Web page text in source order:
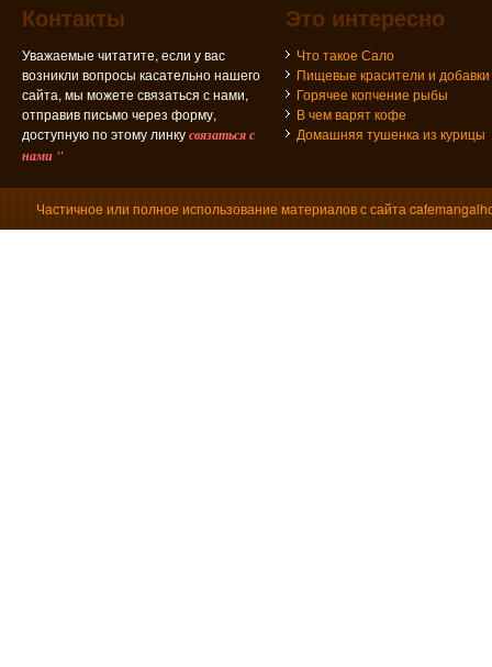
Контакты
Уважаемые читатите, если у вас
возникли вопросы касательно нашего
сайта, мы можете связаться с нами,
отправив письмо через форму,
доступную по этому линкусвязаться с
нами "
Это интересно
Что такое Сало
Пищевые красители и добавки
Горячее копчение рыбы
В чем варят кофе
Домашняя тушенка из курицы
Частичное или полное использование материалов с сайта